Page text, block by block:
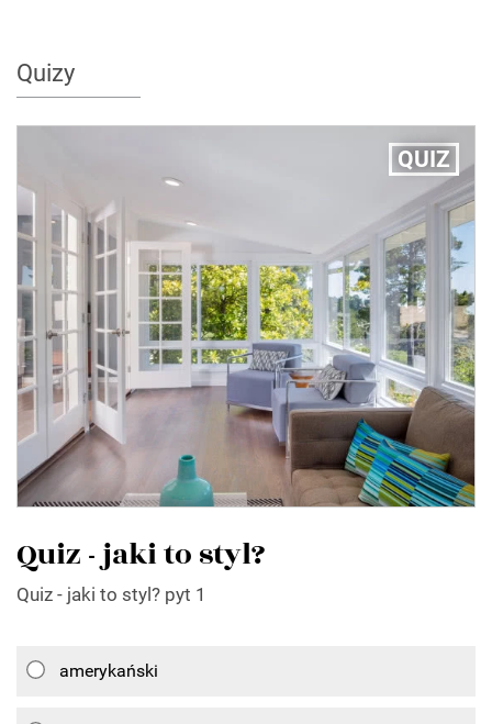
Quizy
QUIZ
Quiz - jaki to styl?
Quiz - jaki to styl? pyt 1
amerykański